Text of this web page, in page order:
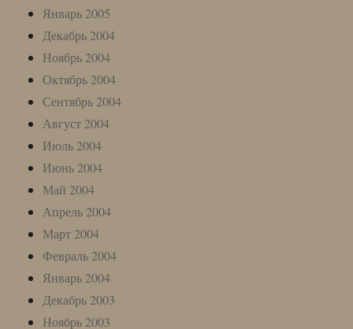
Январь 2005
Декабрь 2004
Ноябрь 2004
Октябрь 2004
Сентябрь 2004
Август 2004
Июль 2004
Июнь 2004
Май 2004
Апрель 2004
Март 2004
Февраль 2004
Январь 2004
Декабрь 2003
Ноябрь 2003